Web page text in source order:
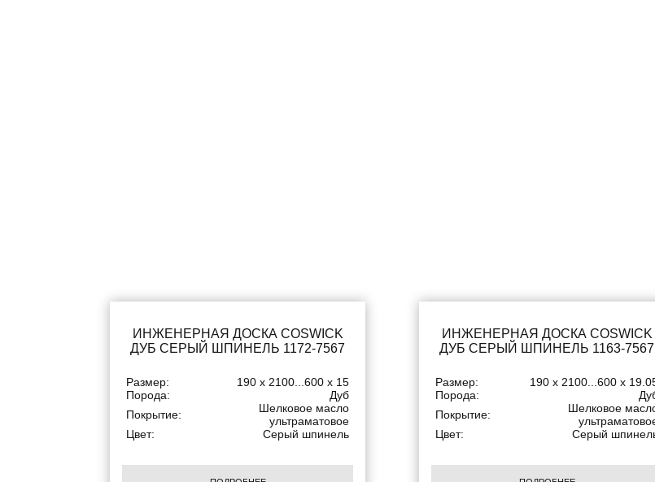
ИНЖЕНЕРНАЯ ДОСКА COSWICK
ДУБ СЕРЫЙ ШПИНЕЛЬ 1172-7567
Размер:
190 x 2100...600 x 15
Порода:
Дуб
Покрытие:
Шелковое масло
ультраматовое
Цвет:
Серый шпинель
ИНЖЕНЕРНАЯ ДОСКА COSWICK
ДУБ СЕРЫЙ ШПИНЕЛЬ 1163-7567
Размер:
190 x 2100...600 x
Порода:
Покрытие:
Шелковое
Цвет:
Серый